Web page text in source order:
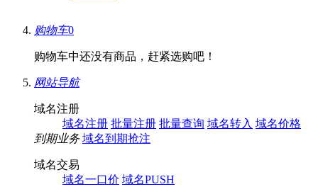
购物车0
购物车中还没有商品，赶紧选购吧！
网站导航
域名注册
域名注册 批量注册 批量查询 域名转入 域名价格
到期业务 域名到期抢注
域名交易
域名一口价 域名PUSH